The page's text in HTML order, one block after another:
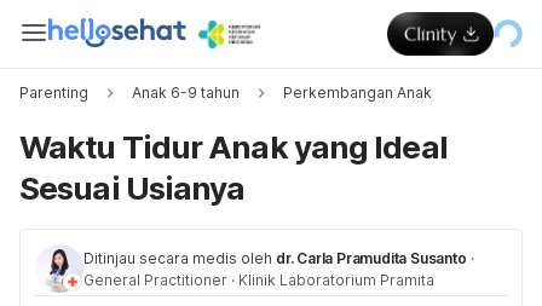
Parenting Anak 6-9 tahun Perkembangan Anak
Waktu Tidur Anak yang Ideal
Sesuai Usianya
Ditinjau secara medis oleh dr. Carla Pramudita Susanto ·
General Practitioner · Klinik Laboratorium Pramita